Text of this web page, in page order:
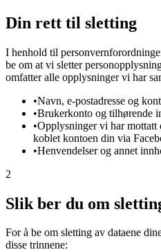
Din rett til sletting
I henhold til
be om at vi sletter
omfatter alle opplysninger vi har
•Navn, e-postadresse og
•Brukerkonto og tilhørende
•Opplysninger vi har mottatt
koblet kontoen din via
•Henvendelser og annet
2
Slik ber du om
For å be om sletting av dataene
disse trinnene: